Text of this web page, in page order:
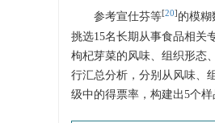
参考宣仕芬等[20] 的模糊
挑选15名长期从事食品相关
枸杞芽菜的风味、组织形态
行汇总分析，分别从风味、
级中的得票率，构建出5个